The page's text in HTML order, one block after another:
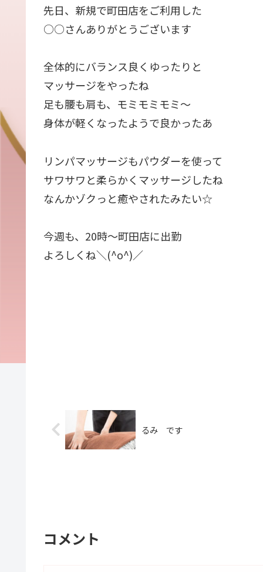
先日、新規で町田店をご利用した
○○さんありがとうございます
全体的にバランス良くゆったりと
マッサージをやったね
足も腰も肩も、モミモミモミ〜
身体が軽くなったようで良かったあ
リンパマッサージもパウダーを使って
サワサワと柔らかくマッサージしたね
なんかゾクっと癒やされたみたい☆
今週も、20時〜町田店に出勤
よろしくね＼(^o^)／
るみ です
コメント